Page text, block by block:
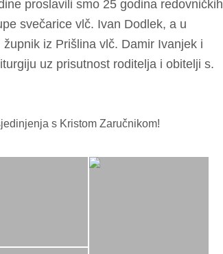
proslavili smo 25 godina redovničkih
svečarice vlč. Ivan Dodlek, a u
iz Prišlina vlč. Damir Ivanjek i
uz prisutnost roditelja i obitelji s.
s Kristom Zaručnikom!